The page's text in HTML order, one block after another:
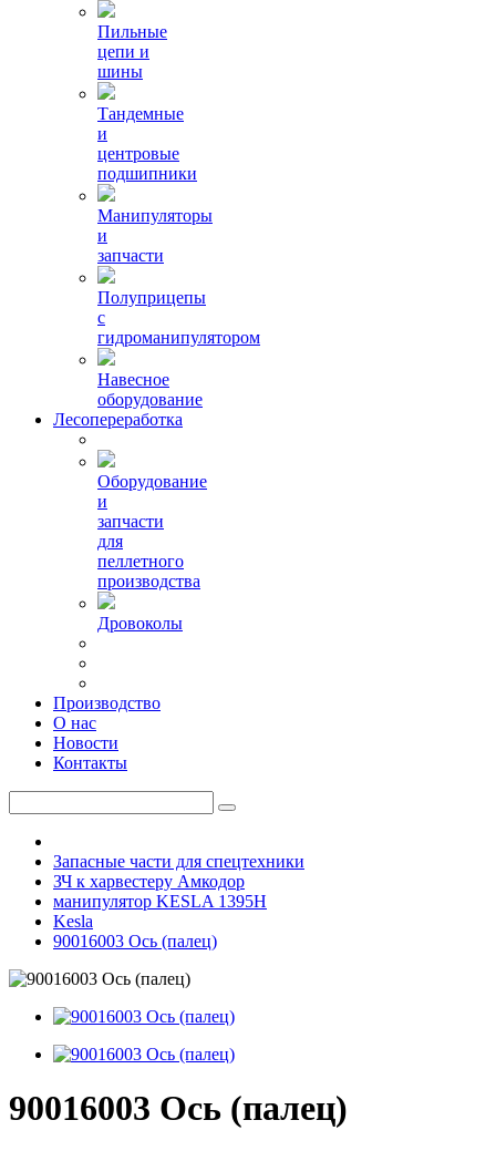
Пильные
цепи и
шины
Тандемные
и
центровые
подшипники
Манипуляторы
и
запчасти
Полуприцепы
с
гидроманипулятором
Навесное
оборудование
Лесопереработка
Оборудование
и
запчасти
для
пеллетного
производства
Дровоколы
Производство
О нас
Новости
Контакты
Запасные части для спецтехники
ЗЧ к харвестеру Амкодор
манипулятор KESLA 1395H
Kesla
90016003 Ось (палец)
90016003 Ось (палец)